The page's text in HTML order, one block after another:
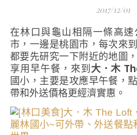
2017/12/01
在林口與龜山相隔一條高速公路，一邊是新北
市，一邊是桃園市，每次來
都要先研究一下附近的地圖
享用早午餐，來到大．木
國小，主要是攻應早午餐，
帶和外送價格更經濟實惠。